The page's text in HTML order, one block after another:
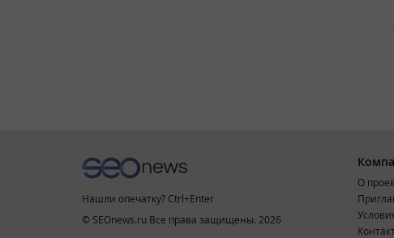
Нашли опечатку? Ctrl+Enter
© SEOnews.ru Все права защищены. 2026
О